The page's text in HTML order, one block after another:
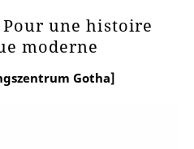
une histoire
moderne
Gotha]